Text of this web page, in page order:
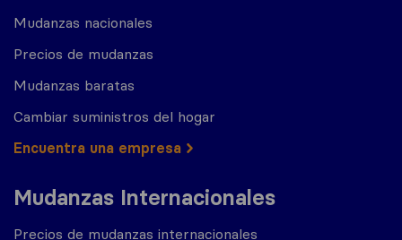
Mudanzas nacionales
Precios de mudanzas
Mudanzas baratas
Cambiar suministros del hogar
Encuentra una empresa
Mudanzas Internacionales
Precios de mudanzas internacionales